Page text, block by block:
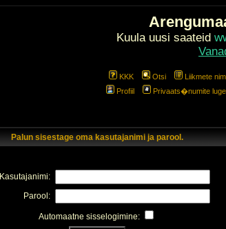
Kuula uusi saateid
KKK Otsi Liikmete
Profiil
Privaats�numite
Palun sisestage oma kasutajanimi ja parool.
Kasutajanimi:
Parool:
Automaatne sisselogimine: